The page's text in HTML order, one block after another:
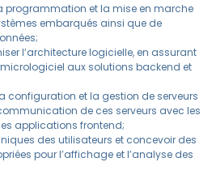
programmation et la mise en marche
embarqués ainsi que de
l’architecture logicielle, en assurant
aux solutions backend et
configuration et la gestion de serveurs
de ces serveurs avec les
applications frontend;
des utilisateurs et concevoir des
pour l’affichage et l’analyse des